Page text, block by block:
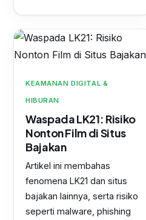
KEAMANAN DIGITAL &
HIBURAN
Waspada LK21: Risiko
Nonton Film di Situs
Bajakan
Artikel ini membahas
fenomena LK21 dan situs
bajakan lainnya, serta risiko
seperti malware, phishing